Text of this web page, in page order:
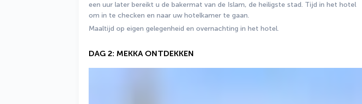
een uur later bereikt u de bakermat van de Islam, de heiligste stad. Tijd in het hotel
om in te checken en naar uw hotelkamer te gaan.
Maaltijd op eigen gelegenheid en overnachting in het hotel.
DAG 2: MEKKA ONTDEKKEN